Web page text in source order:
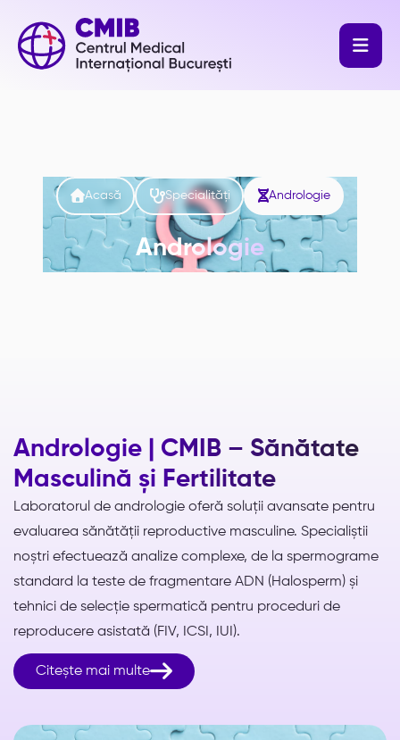

Acasă Specialități Andrologie
Andrologie
Andrologie | CMIB – Sănătate
Masculină și Fertilitate
Laboratorul de andrologie oferă soluții avansate pentru
evaluarea sănătății reproductive masculine. Specialiștii
noștri efectuează analize complexe, de la spermograme
standard la teste de fragmentare ADN (Halosperm) și
tehnici de selecție spermatică pentru proceduri de
reproducere asistată (FIV, ICSI, IUI).
Citește mai multe